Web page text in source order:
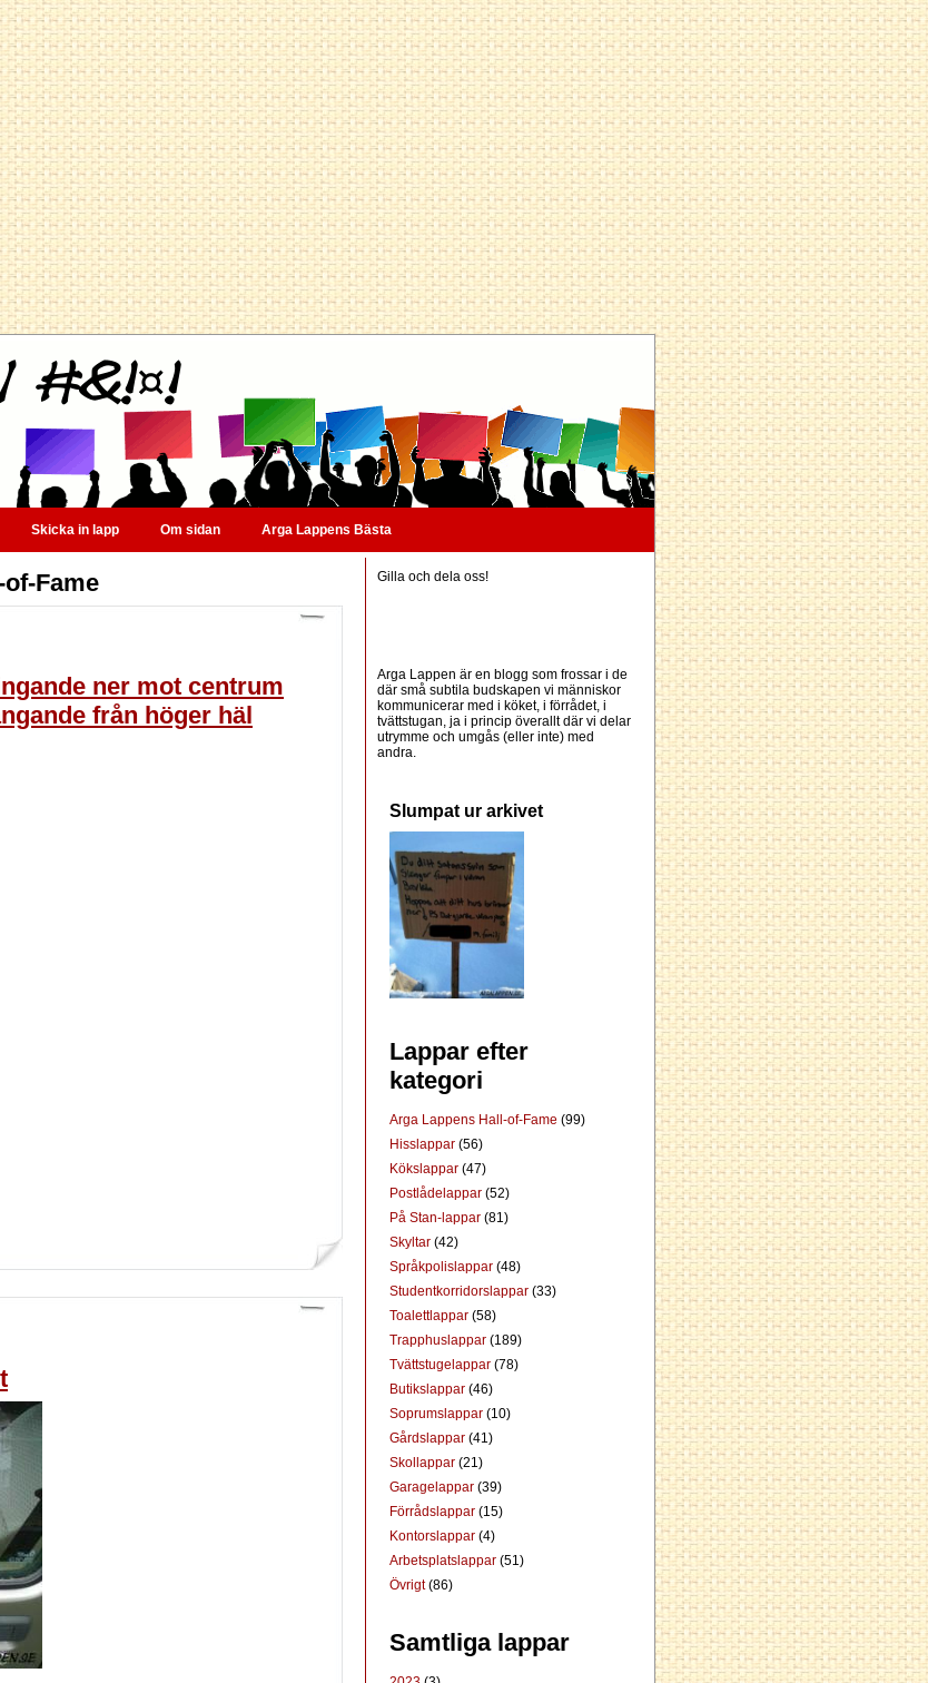
Skicka in lapp Om sidan Arga Lappens Bästa
Fame
ner mot centrum
från höger häl
Gilla och dela oss!
Arga Lappen är en blogg som frossar i de
där små subtila budskapen vi människor
kommunicerar med i köket, i förrådet, i
tvättstugan, ja i princip överallt där vi delar
utrymme och umgås (eller inte) med
andra.
Slumpat ur arkivet
Lappar efter
kategori
Arga Lappens Hall-of-Fame (99)
Hisslappar (56)
Kökslappar (47)
Postlådelappar (52)
På Stan-lappar (81)
Skyltar (42)
Språkpolislappar (48)
Studentkorridorslappar (33)
Toalettlappar (58)
Trapphuslappar (189)
Tvättstugelappar (78)
Butikslappar (46)
Soprumslappar (10)
Gårdslappar (41)
Skollappar (21)
Garagelappar (39)
Förrådslappar (15)
Kontorslappar (4)
Arbetsplatslappar (51)
Övrigt(86)
Samtliga lappar